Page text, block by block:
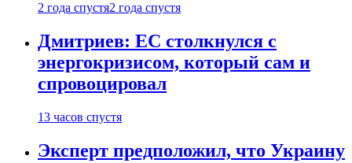
2 года спустя2 года спустя
Дмитриев: ЕС столкнулся с
энергокризисом, который сам и
спровоцировал
13 часов спустя
Эксперт предположил, что Украину